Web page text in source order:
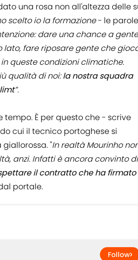
una rosa non all'altezza delle
scelto io la formazione- le parole
dare una chance a gente
fare riposare gente che
queste condizioni climatiche.
qualità di noi:la nostra squadra
”.
tempo. È per questo che - scrive
cui il tecnico portoghese si
"In realtà Mourinho
anzi. Infatti è ancora convinto di
il contratto che ha firmato
portale.
Follow